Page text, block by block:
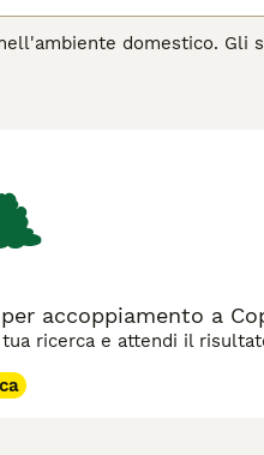
domestico. Gli
un look molto
accoppiamento a
ricerca e attendi il